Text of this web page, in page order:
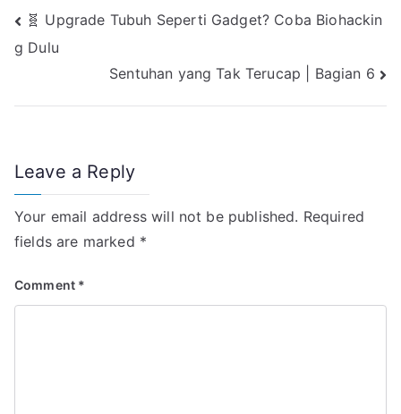
A
r
d
o
Post
navigation
🧬 Upgrade Tubuh Seperti Gadget? Coba Biohackin
g Dulu
Sentuhan yang Tak Terucap | Bagian 6
Leave a Reply
Your email address will not be published. Required
fields are marked *
Comment *